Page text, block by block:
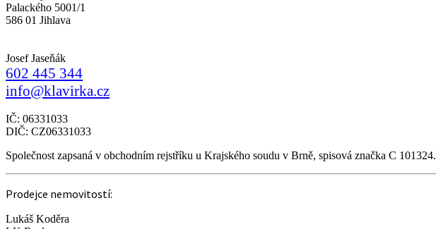
Palackého 5001/1
586 01 Jihlava
Josef Jaseňák
602 445 344
info@klavirka.cz
IČ: 06331033
DIČ: CZ06331033
Společnost zapsaná v obchodním rejstříku u Krajského soudu v Brně, spisová značka C 101324.
Prodejce nemovitostí:
Lukáš Koděra